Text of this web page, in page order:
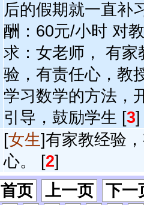
后的假期就一直补
酬：60元/小时 对
求：女老师， 有家
验，有责任心，教
学习数学的方法，
引导，鼓励学生 [3]
[女生]有家教经验
心。 [2]
首页 上一页
下一